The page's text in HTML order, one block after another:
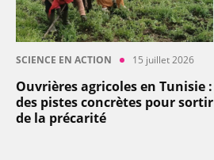
SCIENCE EN ACTION 15 juillet 2026
Ouvrières agricoles en Tunisie :
des pistes concrètes pour sortir
de la précarité